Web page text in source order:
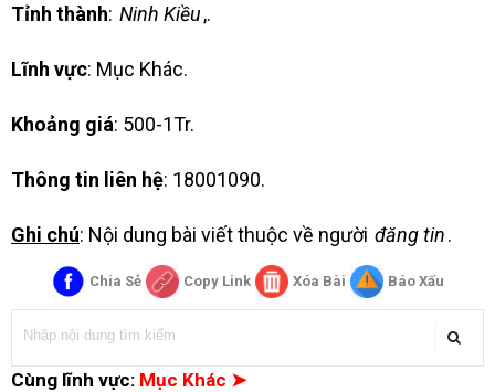
Tỉnh thành: Ninh Kiều,.
Lĩnh vực: Mục Khác.
Khoảng giá: 500-1Tr.
Thông tin liên hệ: 18001090.
Ghi chú: Nội dung bài viết thuộc về người đăng tin.
Chia Sẻ Copy Link Xóa Bài Báo Xấu
Cùng lĩnh vực: Mục Khác ➤